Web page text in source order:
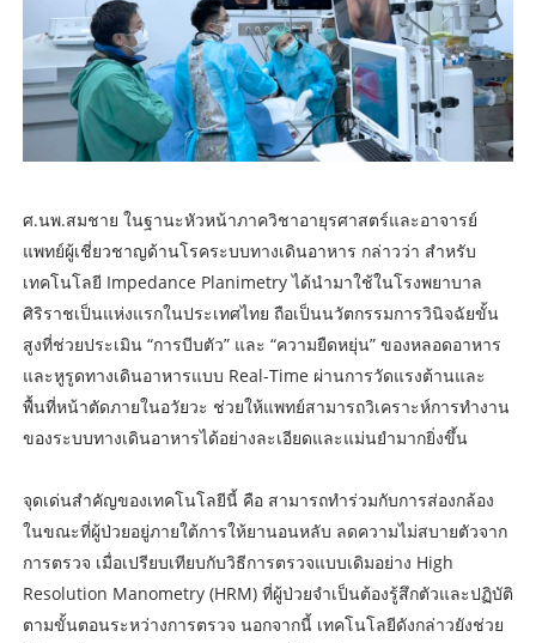
ศ.นพ.สมชาย ในฐานะหัวหน้าภาควิชาอายุรศาสตร์และอาจารย์
แพทย์ผู้เชี่ยวชาญด้านโรคระบบทางเดินอาหาร กล่าวว่า สำหรับ
เทคโนโลยี Impedance Planimetry ได้นำมาใช้ในโรงพยาบาล
ศิริราชเป็นแห่งแรกในประเทศไทย ถือเป็นนวัตกรรมการวินิจฉัยขั้น
สูงที่ช่วยประเมิน “การบีบตัว” และ “ความยืดหยุ่น” ของหลอดอาหาร
และหูรูดทางเดินอาหารแบบ Real-Time ผ่านการวัดแรงต้านและ
พื้นที่หน้าตัดภายในอวัยวะ ช่วยให้แพทย์สามารถวิเคราะห์การทำงาน
ของระบบทางเดินอาหารได้อย่างละเอียดและแม่นยำมากยิ่งขึ้น
จุดเด่นสำคัญของเทคโนโลยีนี้ คือ สามารถทำร่วมกับการส่องกล้อง
ในขณะที่ผู้ป่วยอยู่ภายใต้การให้ยานอนหลับ ลดความไม่สบายตัวจาก
การตรวจ เมื่อเปรียบเทียบกับวิธีการตรวจแบบเดิมอย่าง High
Resolution Manometry (HRM) ที่ผู้ป่วยจำเป็นต้องรู้สึกตัวและปฏิบัติ
ตามขั้นตอนระหว่างการตรวจ นอกจากนี้ เทคโนโลยีดังกล่าวยังช่วย